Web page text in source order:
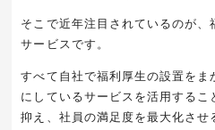
そこで近年注目されているのが
サービスです。
すべて自社で福利厚生の設置をま
にしているサービスを活用する
抑え、社員の満足度を最大化させ